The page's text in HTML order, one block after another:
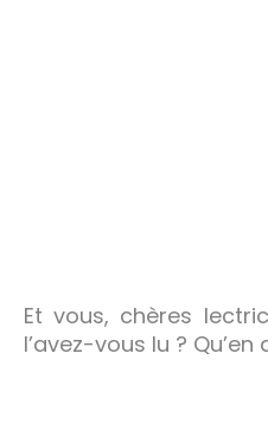
Et vous, chères
l’avez-vous lu ?